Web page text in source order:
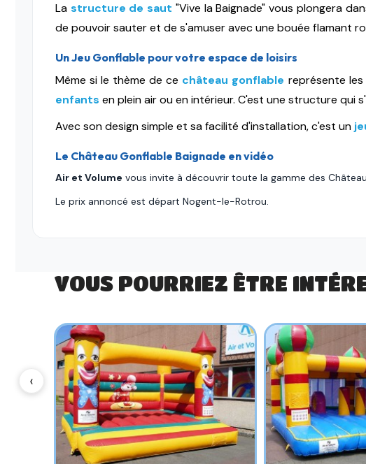
La structure de saut "Vive la Baignade" vous plongera
de pouvoir sauter et de s'amuser avec une bouée flamant
Un Jeu Gonflable pour votre espace de loisirs
Même si le thème de ce château gonflable représente
enfants en plein air ou en intérieur. C'est une structure qui
Avec son design simple et sa facilité d'installation, c'est un
Le Château Gonflable Baignade en vidéo
Air et Volume vous invite à découvrir toute la gamme des
Le prix annoncé est départ Nogent-le-Rotrou.
VOUS POURRIEZ ÊTRE